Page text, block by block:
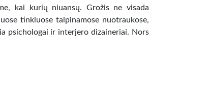
kai kurių niuansų. Grožis ne visada
tinkluose talpinamose nuotraukose,
psichologai ir interjero dizaineriai. Nors